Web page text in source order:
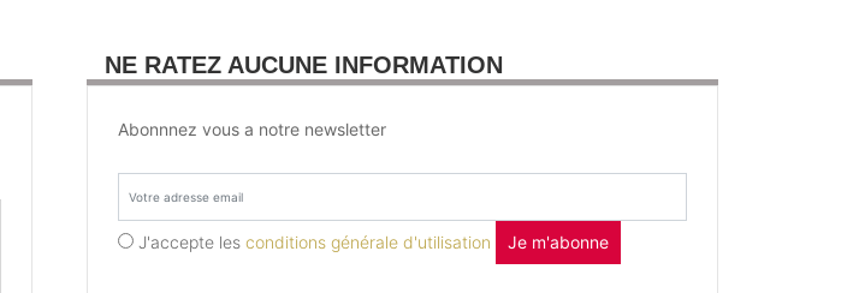
NE RATEZ AUCUNE INFORMATION
Abonnnez vous a notre newsletter
J'accepte les conditions générale d'utilisation Je m'abonne